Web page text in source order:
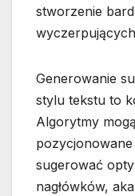
stworzenie
Generowanie
stylu tekstu to
Algorytmy
sugerować
nagłówków,